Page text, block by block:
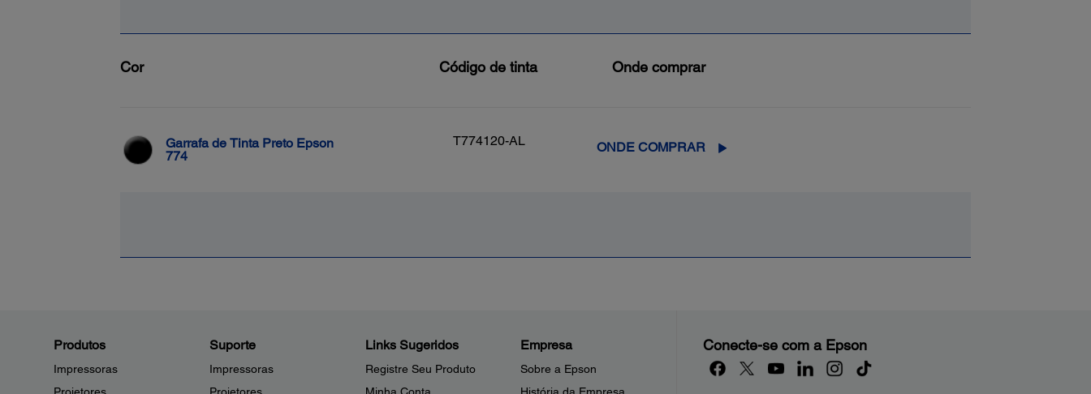
Cor Código de tinta Onde comprar
Garrafa de Tinta Preto Epson
774
T774120-AL ONDE COMPRAR
Produtos
Impressoras
Suporte
Impressoras
Links Sugeridos
Registre Seu Produto
Empresa
Sobre a Epson
Conecte-se com a Epson